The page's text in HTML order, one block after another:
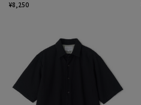
ル・通気性＞
¥8,250